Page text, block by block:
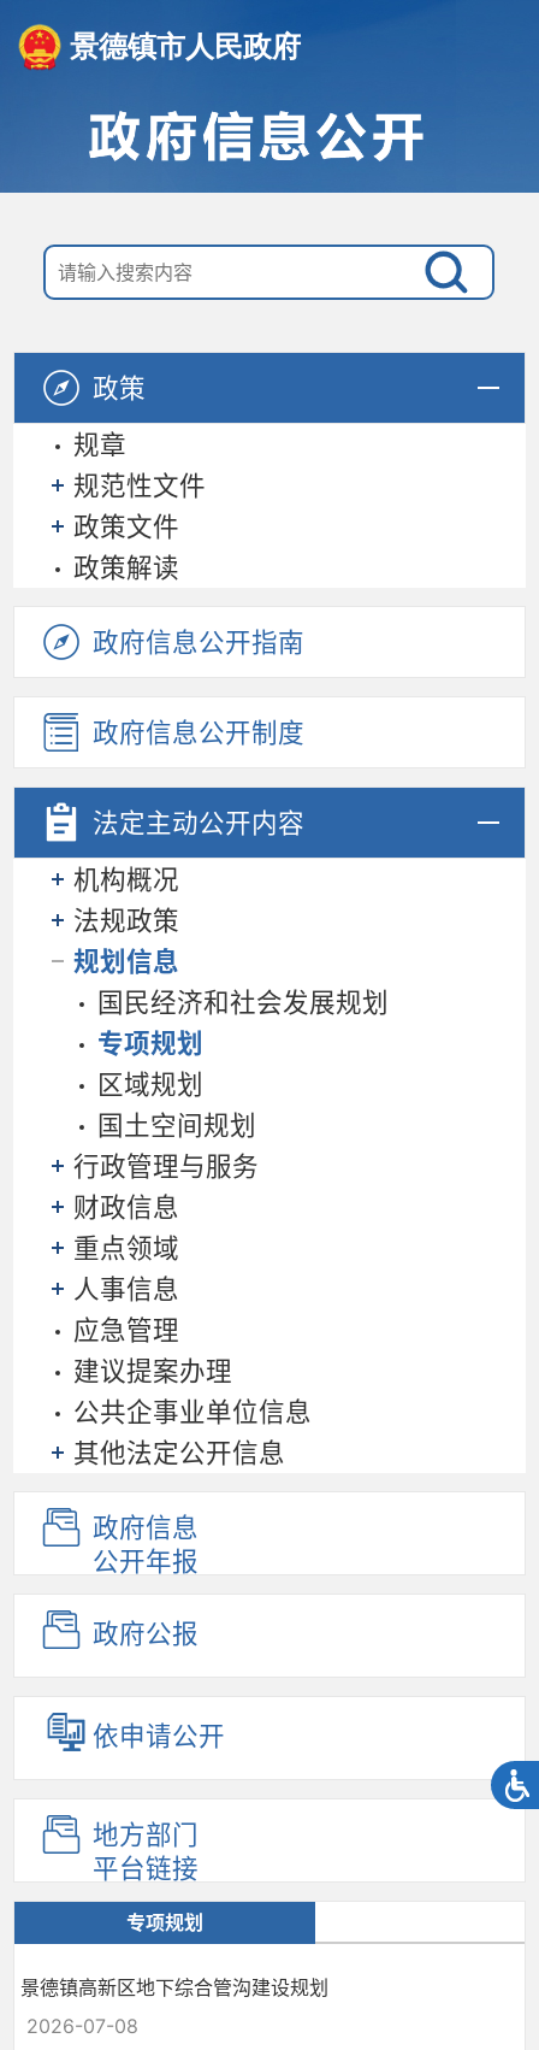
景德镇市人民政府
政策
规章
规范性文件
政策文件
政策解读
政府信息公开指南
政府信息公开制度
法定主动公开内容
机构概况
法规政策
规划信息
国民经济和社会发展规划
专项规划
区域规划
国土空间规划
行政管理与服务
财政信息
重点领域
人事信息
应急管理
建议提案办理
公共企事业单位信息
其他法定公开信息
政府信息
公开年报
政府公报
依申请公开
地方部门
平台链接
专项规划
景德镇高新区地下综合管沟建设规划
2026-07-08